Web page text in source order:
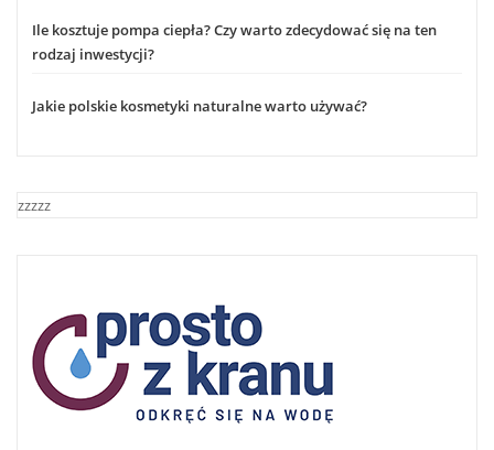
Ile kosztuje pompa ciepła? Czy warto zdecydować się na ten
rodzaj inwestycji?
Jakie polskie kosmetyki naturalne warto używać?
zzzzz